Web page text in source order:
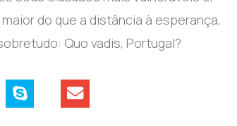
do que a distância à esperança,
Quo vadis, Portugal?